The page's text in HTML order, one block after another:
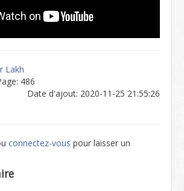
Lakh
486
Date d'ajout: 2020-11-25 21:55:26
connectez-vous pour laisser un